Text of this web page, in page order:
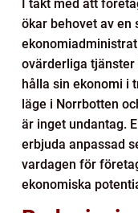
I takt med att
ökar behovet av en
ovärderliga
hålla sin ekonomi i
läge i Norrbotten
är inget undantag.
erbjuda anpassad
vardagen för
ekonomiska